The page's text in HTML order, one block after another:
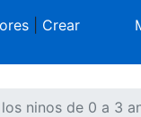
| Crear
ninos de 0 a 3